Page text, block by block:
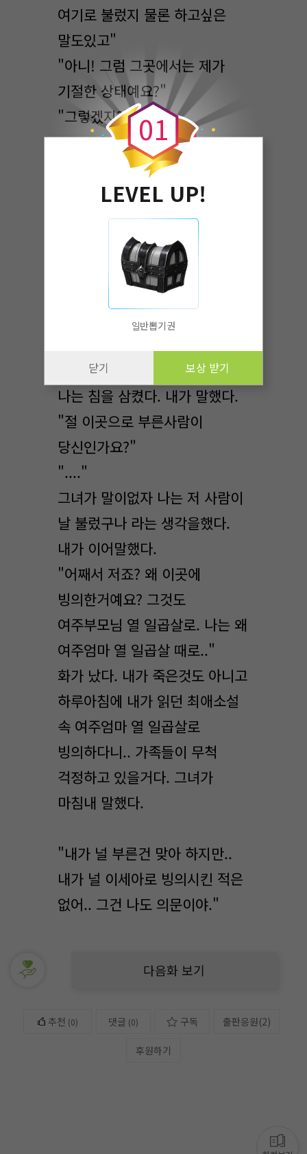
여기로 불렀지 물론 하고싶은
말도있고"
"아니! 그럼 그곳에서는 제가
기절한 상태예요?"
"그렇겠지?"
아.. 아니 롤러코스터 타다가 왠
기절이야.. 선배 놀라겠다..
"자.. 이젠.."
"본론부터 말할까?"
"아, 네 말씀하세요 아, 먼저.."
나는 침을 삼켰다. 내가 말했다.
"절 이곳으로 부른사람이
당신인가요?"
"...."
그녀가 말이없자 나는 저 사람이
날 불렀구나 라는 생각을했다.
내가 이어말했다.
"어째서 저죠? 왜 이곳에
빙의한거예요? 그것도
여주부모님 열 일곱살로. 나는 왜
여주엄마 열 일곱살 때로.."
화가 났다. 내가 죽은것도 아니고
하루아침에 내가 읽던 최애소설
속 여주엄마 열 일곱살로
빙의하다니.. 가족들이 무척
걱정하고 있을거다. 그녀가
마침내 말했다.
"내가 널 부른건 맞아 하지만..
내가 널 이세아로 빙의시킨 적은
없어.. 그건 나도 의문이야."
다음화 보기
추천 (0) 댓글 (0) 구독 출판응원(2)
후원하기
0
0
1
LEVEL UP!
일반뽑기권
닫기 보상 받기